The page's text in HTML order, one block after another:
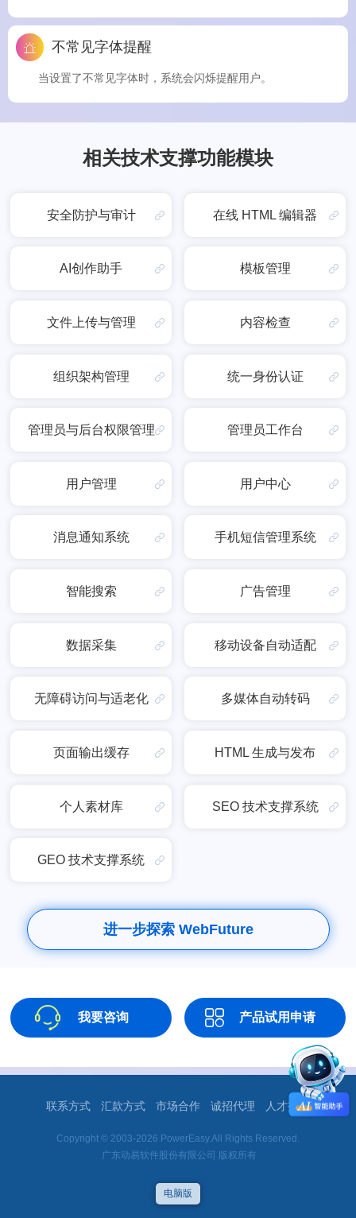
不常见字体提醒
当设置了不常见字体时，系统会闪烁提醒用户。
相关技术支撑功能模块
安全防护与审计 在线 HTML 编辑器
AI创作助手 模板管理
文件上传与管理 内容检查
组织架构管理 统一身份认证
管理员与后台权限管理 管理员工作台
用户管理 用户中心
消息通知系统 手机短信管理系统
智能搜索 广告管理
数据采集 移动设备自动适配
无障碍访问与适老化 多媒体自动转码
页面输出缓存 HTML 生成与发布
个人素材库 SEO 技术支撑系统
GEO 技术支撑系统
进一步探索 WebFuture
我要咨询 产品试用申请
联系方式 汇款方式 市场合作 诚招代理 人才招聘
Copyright © 2003-2026 PowerEasy.All Rights Reserved.
广东动易软件股份有限公司 版权所有
电脑版